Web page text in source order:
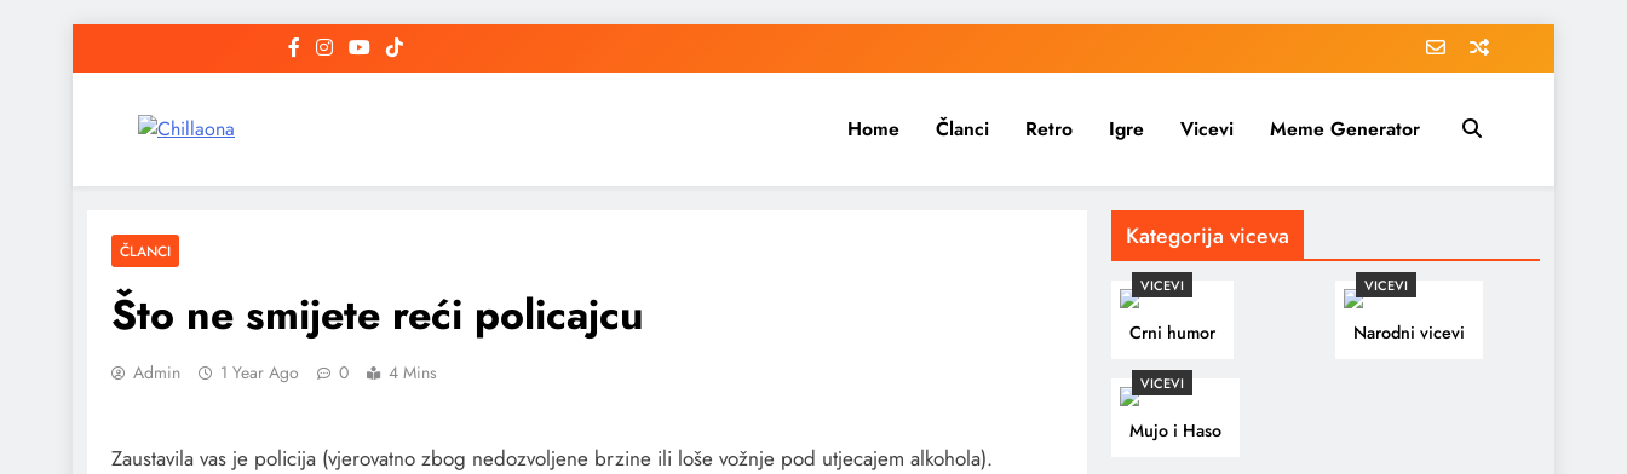
to
Home Članci Retro Igre Vicevi Meme Generator
ČLANCI
Što ne smijete reći policajcu
Admin 1 Year Ago 0 4 Mins
Zaustavila vas je policija (vjerovatno zbog nedozvoljene brzine ili loše vožnje pod utjecajem alkohola).
Kategorija viceva
VICEVI
Crni humor
VICEVI
Narodni vicevi
VICEVI
Mujo i Haso